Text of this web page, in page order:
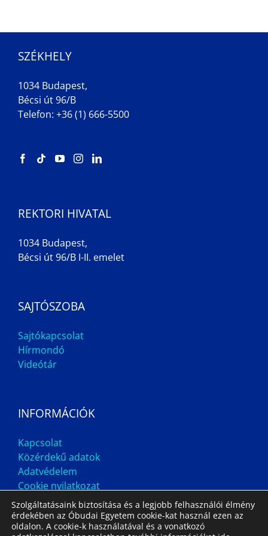
SZÉKHELY
1034 Budapest,
Bécsi út 96/B
Telefon: +36 (1) 666-5500
REKTORI HIVATAL
1034 Budapest,
Bécsi út 96/B I-II. emelet
SAJTÓSZOBA
Sajtókapcsolat
Hírmondó
Videótár
INFORMÁCIÓK
Kapcsolat
Közérdekű adatok
Adatvédelem
Cookie nyilatkozat
Szolgáltatásaink biztosítása és a legjobb felhasználói élmény
érdekében az Óbudai Egyetem cookie-kat használ ezen az
oldalon. A cookie-k használatával és a vonatkozó